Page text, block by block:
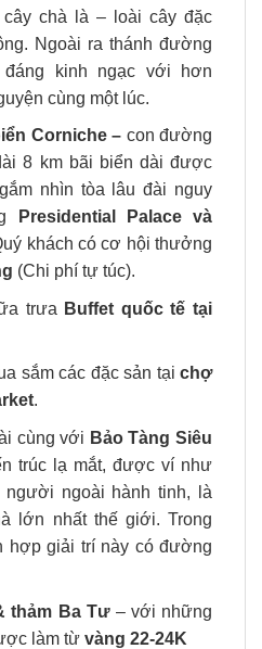
chà là – loài cây đặc
Ngoài ra thánh đường
kinh ngạc với hơn
cùng một lúc.
Corniche – con đường
8 km bãi biển dài được
nhìn tòa lâu đài nguy
Presidential Palace và
khách có cơ hội thưởng
(Chi phí tự túc).
trưa Buffet quốc tế tại
sắm các đặc sản tại chợ
.
cùng với Bảo Tàng Siêu
trúc lạ mắt, được ví như
người ngoài hành tinh, là
lớn nhất thế giới. Trong
hợp giải trí này có đường
thảm Ba Tư– với những
làm từ vàng 22-24K